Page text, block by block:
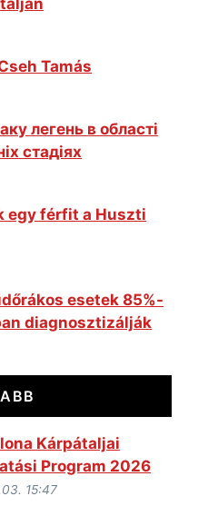
Tamás
легень в області
стадіях
egy férfit a Huszti
esetek 85%-
diagnosztizálják
Kárpátaljai
Program 2026
15:47